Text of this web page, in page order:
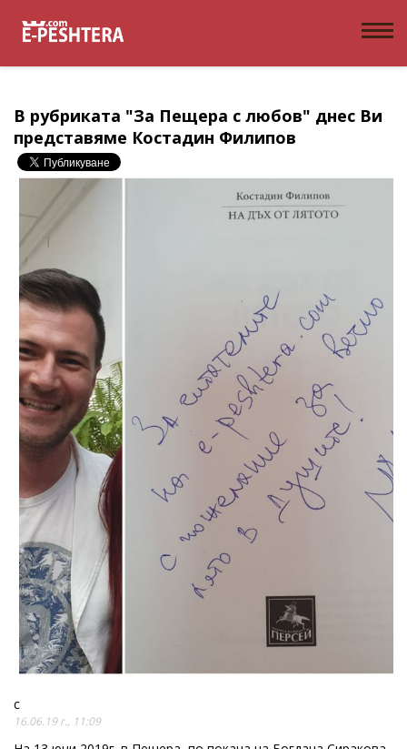
В рубриката "За Пещера с любов" днес Ви
представяме Костадин Филипов
c
16.06.19 г., 11:09